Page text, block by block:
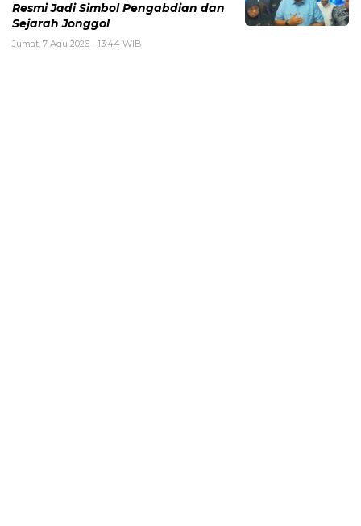
Resmi Jadi Simbol Pengabdian dan
Sejarah Jonggol
Jumat, 7 Agu 2026 - 13:44 WIB